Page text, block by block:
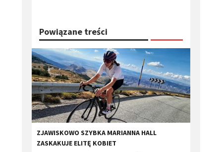
Powiązane treści
ZJAWISKOWO SZYBKA MARIANNA HALL
ZASKAKUJE ELITĘ KOBIET